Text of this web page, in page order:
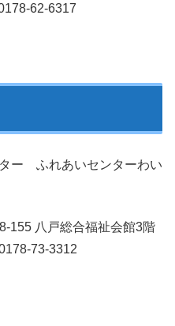
62-6317
ー ふれあいセンターわい
155 八戸総合福祉会館3階
73-3312